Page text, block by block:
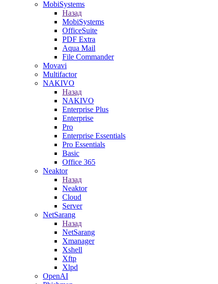
MobiSystems
Назад
MobiSystems
OfficeSuite
PDF Extra
Aqua Mail
File Commander
Movavi
Multifactor
NAKIVO
Назад
NAKIVO
Enterprise Plus
Enterprise
Pro
Enterprise Essentials
Pro Essentials
Basic
Office 365
Neaktor
Назад
Neaktor
Cloud
Server
NetSarang
Назад
NetSarang
Xmanager
Xshell
Xftp
Xlpd
OpenAI